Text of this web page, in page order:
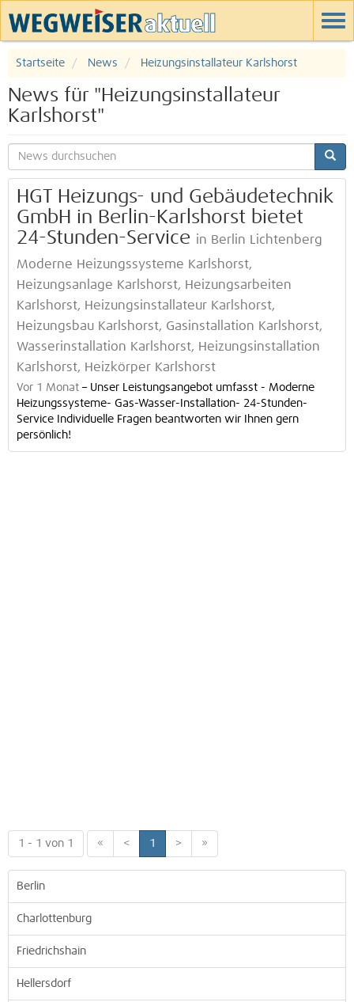
Startseite News Heizungsinstallateur Karlshorst
News für "Heizungsinstallateur
Karlshorst"
HGT Heizungs- und Gebäudetechnik
GmbH in Berlin-Karlshorst bietet
24-Stunden-Service in Berlin Lichtenberg
Moderne Heizungssysteme Karlshorst,
Heizungsanlage Karlshorst, Heizungsarbeiten
Karlshorst, Heizungsinstallateur Karlshorst,
Heizungsbau Karlshorst, Gasinstallation Karlshorst,
Wasserinstallation Karlshorst, Heizungsinstallation
Karlshorst, Heizkörper Karlshorst
Vor 1 Monat – Unser Leistungsangebot umfasst - Moderne
Heizungssysteme- Gas-Wasser-Installation- 24-Stunden-
Service Individuelle Fragen beantworten wir Ihnen gern
persönlich!
1 - 1 von 1 « < 1 > »
Berlin
Charlottenburg
Friedrichshain
Hellersdorf